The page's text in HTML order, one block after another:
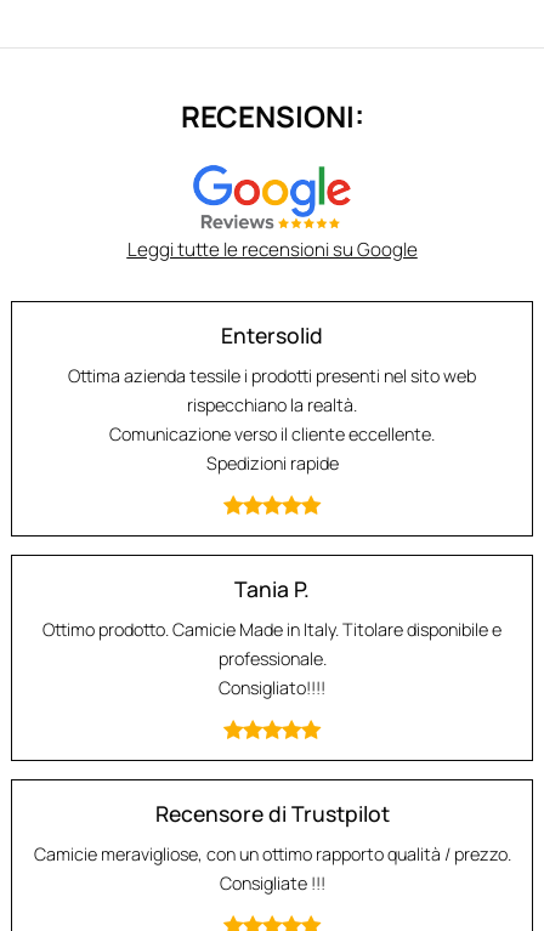
RECENSIONI:
Leggi tutte le recensioni su Google
Entersolid
Ottima azienda tessile i prodotti presenti nel sito web
rispecchiano la realtà.
Comunicazione verso il cliente eccellente.
Spedizioni rapide
Tania P.
Ottimo prodotto. Camicie Made in Italy. Titolare disponibile e
professionale.
Consigliato!!!!
Recensore di Trustpilot
Camicie meravigliose, con un ottimo rapporto qualità / prezzo.
Consigliate !!!